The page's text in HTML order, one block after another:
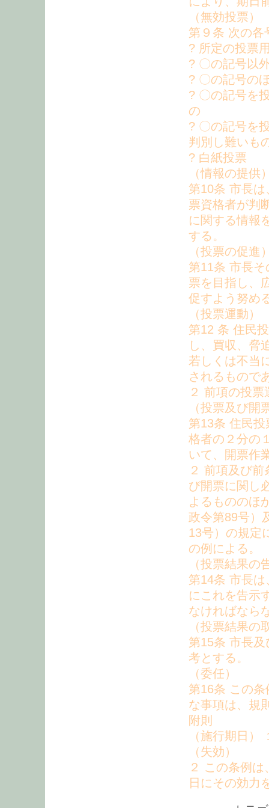
（無効投票）
第９条 次の各
? 所定の投票
? 〇の記号以
? 〇の記号の
? 〇の記号を
の
? 〇の記号を
判別し難いも
? 白紙投票
（情報の提供
第10条 市長
票資格者が判
に関する情報
する。
（投票の促進
第11条 市長
票を目指し、
促すよう努め
（投票運動）
第12 条 住民
し、買収、脅
若しくは不当
されるもので
２ 前項の投
（投票及び開
第13条 住民
格者の２分の
いて、開票作
２ 前項及び
び開票に関し
よるもののほ
政令第89号）
13号）の規定
の例による。
（投票結果の
第14条 市長
にこれを告示
なければなら
（投票結果の
第15条 市長
考とする。
（委任）
第16条 この
な事項は、規
附則
（施行期日
（失効）
２ この条例
日にその効力